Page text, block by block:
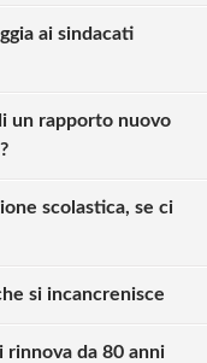
ai sindacati
un rapporto nuovo
scolastica, se ci
si incancrenisce
rinnova da 80 anni